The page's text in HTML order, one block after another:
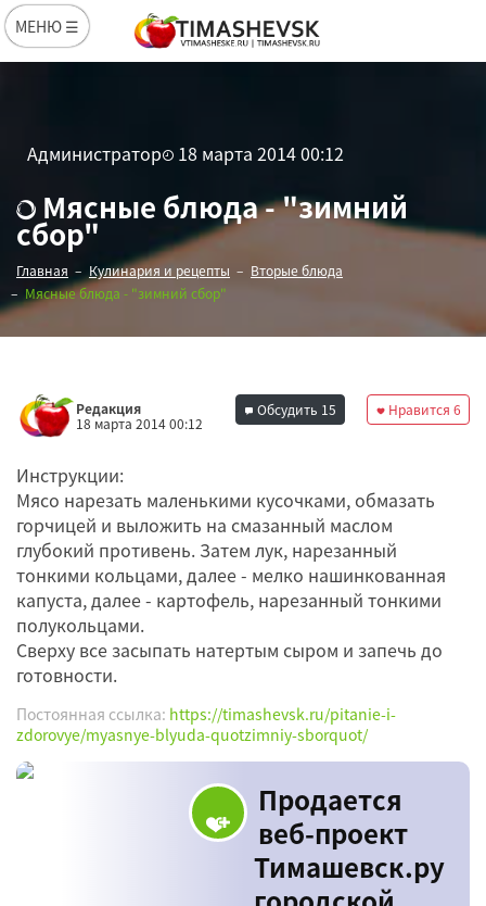
МЕНЮ ☰
Администратор 18 марта 2014 00:12
Мясные блюда - "зимний
сбор"
Главная Кулинария и рецепты
Вторые блюда
Мясные блюда - "зимний сбор"
Редакция
18 марта 2014 00:12
Нравится 6
Обсудить 15
Инструкции:
Мясо нарезать маленькими кусочками, обмазать
горчицей и выложить на смазанный маслом
глубокий противень. Затем лук, нарезанный
тонкими кольцами, далее - мелко нашинкованная
капуста, далее - картофель, нарезанный тонкими
полукольцами.
Сверху все засыпать натертым сыром и запечь до
готовности.
Постоянная ссылка: https://timashevsk.ru/pitanie-i-
zdorovye/myasnye-blyuda-quotzimniy-sborquot/
Продается
веб-проект
Тимашевск.ру